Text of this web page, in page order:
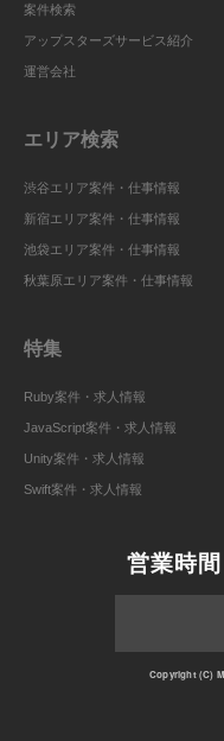
案件検索
アップスターズサービス紹介
運営会社
エリア検索
渋谷エリア案件・仕事情報
新宿エリア案件・仕事情報
池袋エリア案件・仕事情報
秋葉原エリア案件・仕事情報
特集
Ruby案件・求人情報
JavaScript案件・求人情報
Unity案件・求人情報
Swift案件・求人情報
営業時間
Copyright (C)